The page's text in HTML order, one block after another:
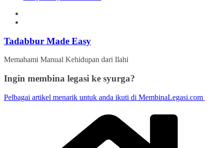
Tadabbur Made Easy
Memahami Manual Kehidupan dari Ilahi
Ingin membina legasi ke syurga?
Pelbagai artikel menarik untuk anda ikuti di MembinaLegasi.com